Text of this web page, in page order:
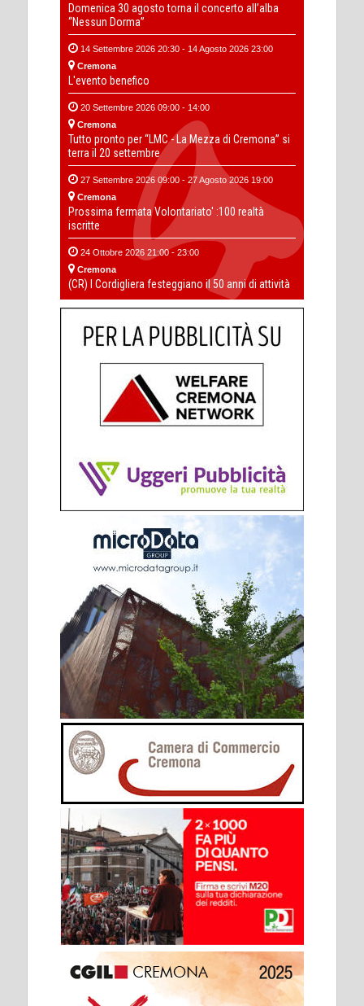
Domenica 30 agosto torna il concerto all’alba
“Nessun Dorma”
14 Settembre 2026 20:30 - 14 Agosto 2026 23:00
Cremona
L'evento benefico
20 Settembre 2026 09:00 - 14:00
Cremona
Tutto pronto per “LMC - La Mezza di Cremona” si
terra il 20 settembre
27 Settembre 2026 09:00 - 27 Agosto 2026 19:00
Cremona
Prossima fermata Volontariato' :100 realtà
iscritte
24 Ottobre 2026 21:00 - 23:00
Cremona
(CR) I Cordigliera festeggiano il 50 anni di attività